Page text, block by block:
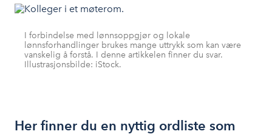
I forbindelse med lønnsoppgjør og lokale
lønnsforhandlinger brukes mange uttrykk som kan være
vanskelig å forstå. I denne artikkelen finner du svar.
Illustrasjonsbilde: iStock.
Her finner du en nyttig ordliste som